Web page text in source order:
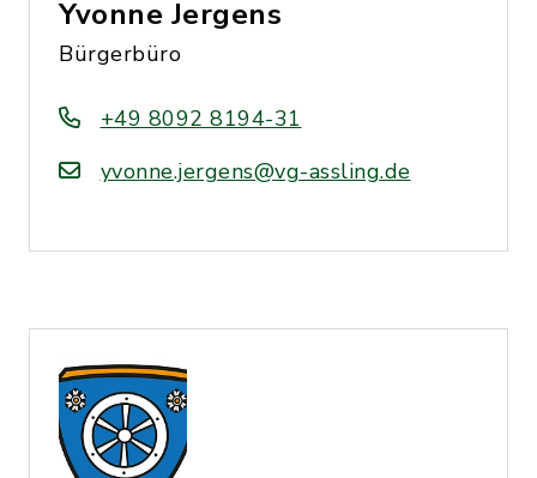
Yvonne Jergens
Bürgerbüro
+49 8092 8194-31
yvonne.jergens@vg-assling.de